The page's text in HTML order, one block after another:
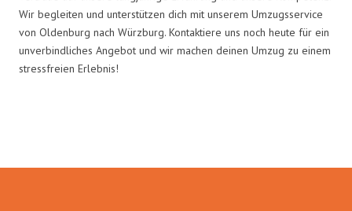
Wir begleiten und unterstützen dich mit unserem Umzugsservice
von Oldenburg nach Würzburg. Kontaktiere uns noch heute für ein
unverbindliches Angebot und wir machen deinen Umzug zu einem
stressfreien Erlebnis!